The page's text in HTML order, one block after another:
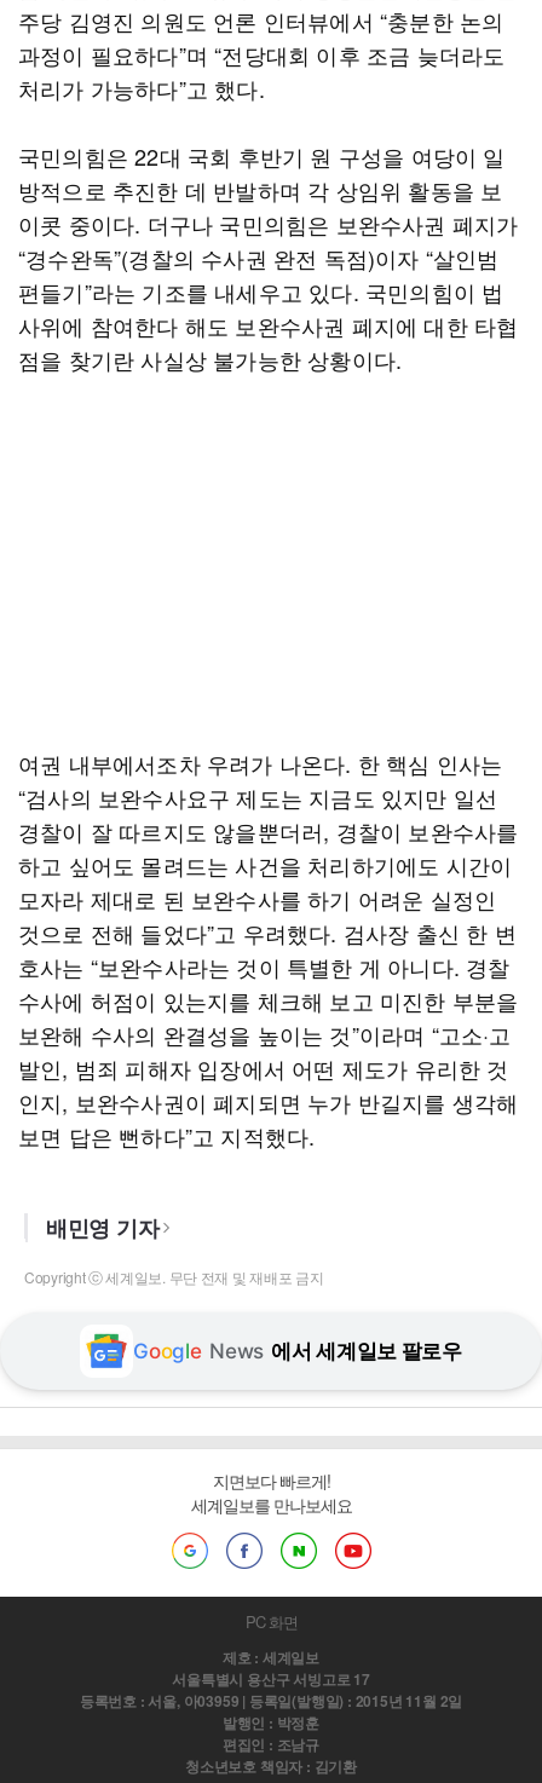
주당 김영진 의원도 언론 인터뷰에서 “충분한 논의
과정이 필요하다”며 “전당대회 이후 조금 늦더라도
처리가 가능하다”고 했다.
국민의힘은 22대 국회 후반기 원 구성을 여당이 일
방적으로 추진한 데 반발하며 각 상임위 활동을 보
이콧 중이다. 더구나 국민의힘은 보완수사권 폐지가
“경수완독”(경찰의 수사권 완전 독점)이자 “살인범
편들기”라는 기조를 내세우고 있다. 국민의힘이 법
사위에 참여한다 해도 보완수사권 폐지에 대한 타협
점을 찾기란 사실상 불가능한 상황이다.
여권 내부에서조차 우려가 나온다. 한 핵심 인사는
“검사의 보완수사요구 제도는 지금도 있지만 일선
경찰이 잘 따르지도 않을뿐더러, 경찰이 보완수사를
하고 싶어도 몰려드는 사건을 처리하기에도 시간이
모자라 제대로 된 보완수사를 하기 어려운 실정인
것으로 전해 들었다”고 우려했다. 검사장 출신 한 변
호사는 “보완수사라는 것이 특별한 게 아니다. 경찰
수사에 허점이 있는지를 체크해 보고 미진한 부분을
보완해 수사의 완결성을 높이는 것”이라며 “고소·고
발인, 범죄 피해자 입장에서 어떤 제도가 유리한 것
인지, 보완수사권이 폐지되면 누가 반길지를 생각해
보면 답은 뻔하다”고 지적했다.
배민영 기자
Copyright ⓒ 세계일보. 무단 전재 및 재배포 금지
Google News 에서 세계일보 팔로우
지면보다 빠르게!
세계일보를 만나보세요
PC 화면
제호 : 세계일보
서울특별시 용산구 서빙고로 17
등록번호 : 서울, 아03959 | 등록일(발행일) : 2015년 11월 2일
발행인 : 박정훈
편집인 : 조남규
청소년보호 책임자 : 김기환